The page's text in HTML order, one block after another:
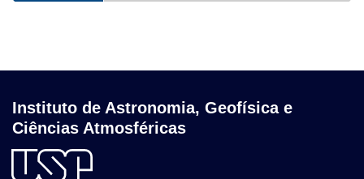
Instituto de Astronomia, Geofísica e
Ciências Atmosféricas